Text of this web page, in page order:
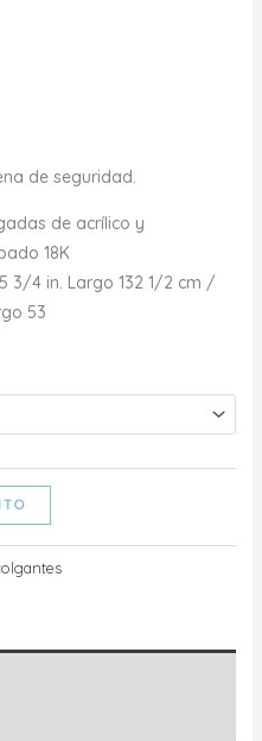
de seguridad.
de acrílico y
18K
3/4 in. Largo 132 1/2 cm /
53